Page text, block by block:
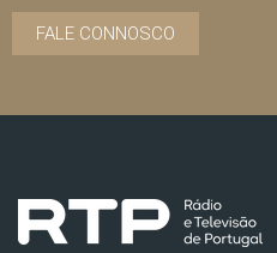
FALE CONNOSCO